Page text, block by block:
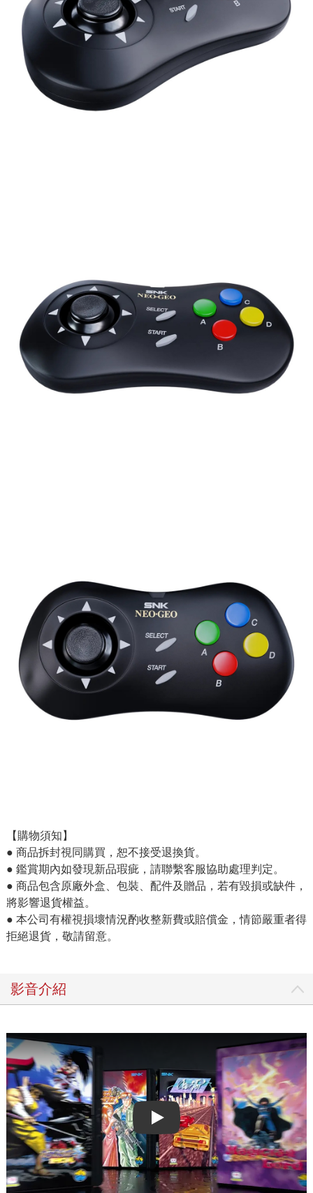
【購物須知】
● 商品拆封視同購買，恕不接受退換貨。
● 鑑賞期內如發現新品瑕疵，請聯繫客服協助處理判定。
● 商品包含原廠外盒、包裝、配件及贈品，若有毀損或缺件，
將影響退貨權益。
● 本公司有權視損壞情況酌收整新費或賠償金，情節嚴重者得
拒絕退貨，敬請留意。
影音介紹
Play video